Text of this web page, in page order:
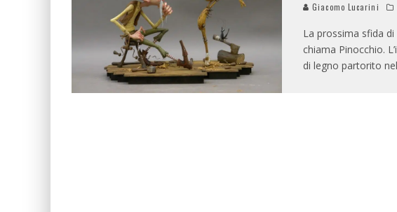
Giacomo Lucarini
La prossima sfida
chiama Pinocchio.
di legno partorito